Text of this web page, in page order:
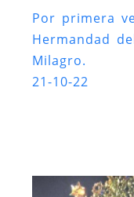
Por primera
Hermandad
Milagro.
21-10-22